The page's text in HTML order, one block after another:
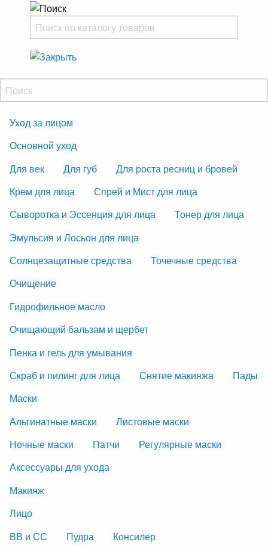
Уход за лицом
Основной уход
Для век
Для губ
Для роста ресниц и бровей
Крем для лица
Спрей и Мист для лица
Сыворотка и Эссенция для лица
Тонер для лица
Эмульсия и Лосьон для лица
Солнцезащитные средства
Точечные средства
Очищение
Гидрофильное масло
Очищающий бальзам и щербет
Пенка и гель для умывания
Скраб и пилинг для лица
Снятие макияжа
Пады
Маски
Альгинатные маски
Листовые маски
Ночные маски
Патчи
Регулярные маски
Аксессуары для ухода
Макияж
Лицо
ВВ и СС
Пудра
Консилер